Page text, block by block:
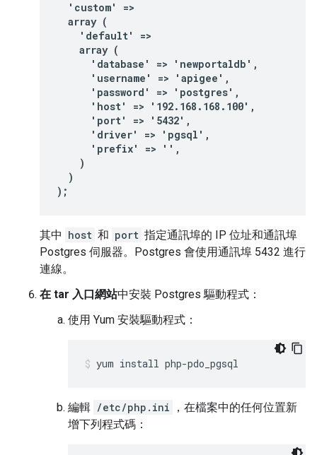
  'custom' =>
  array (
    'default' =>
    array (
      'database' => 'newportaldb',
      'username' => 'apigee',
      'password' => 'postgres',
      'host' => '192.168.168.100',
      'port' => '5432',
      'driver' => 'pgsql',
      'prefix' => '',
    )
  )
);
其中 host 和 port 指定通訊埠的 IP 位址和通訊埠
Postgres 伺服器。Postgres 會使用通訊埠 5432 進行
連線。
在 tar 入口網站中安裝 Postgres 驅動程式：
使用 Yum 安裝驅動程式：
yum install php-pdo_pgsql
編輯 /etc/php.ini
，在檔案中的任何位置新
增下列程式碼：